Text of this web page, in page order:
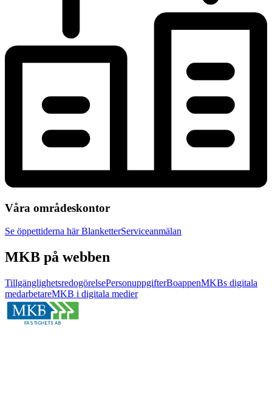
Våra områdeskontor
Se öppettiderna härBlanketterServiceanmälan
MKB på webben
TillgänglighetsredogörelsePersonuppgifterBoappenMKBs digitala
medarbetareMKB i digitala medier